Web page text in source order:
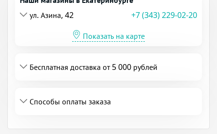
ул. Азина, 42
+7 (343) 229-02-20
Показать на карте
Бесплатная доставка от 5 000 рублей
Способы оплаты заказа